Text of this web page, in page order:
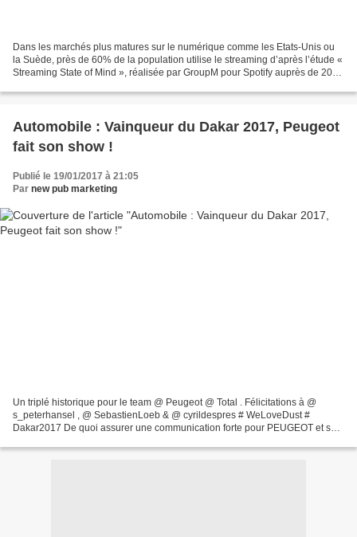
Dans les marchés plus matures sur le numérique comme les Etats-Unis ou
la Suède, près de 60% de la population utilise le streaming d’après l’étude «
Streaming State of Mind », réalisée par GroupM pour Spotify auprès de 20
Automobile : Vainqueur du Dakar 2017, Peugeot
fait son show !
Publié le 19/01/2017 à 21:05
Par new pub marketing
Un triplé historique pour le team @ Peugeot @ Total . Félicitations à @
s_peterhansel , @ SebastienLoeb & @ cyrildespres # WeLoveDust #
Dakar2017 De quoi assurer une communication forte pour PEUGEOT et son